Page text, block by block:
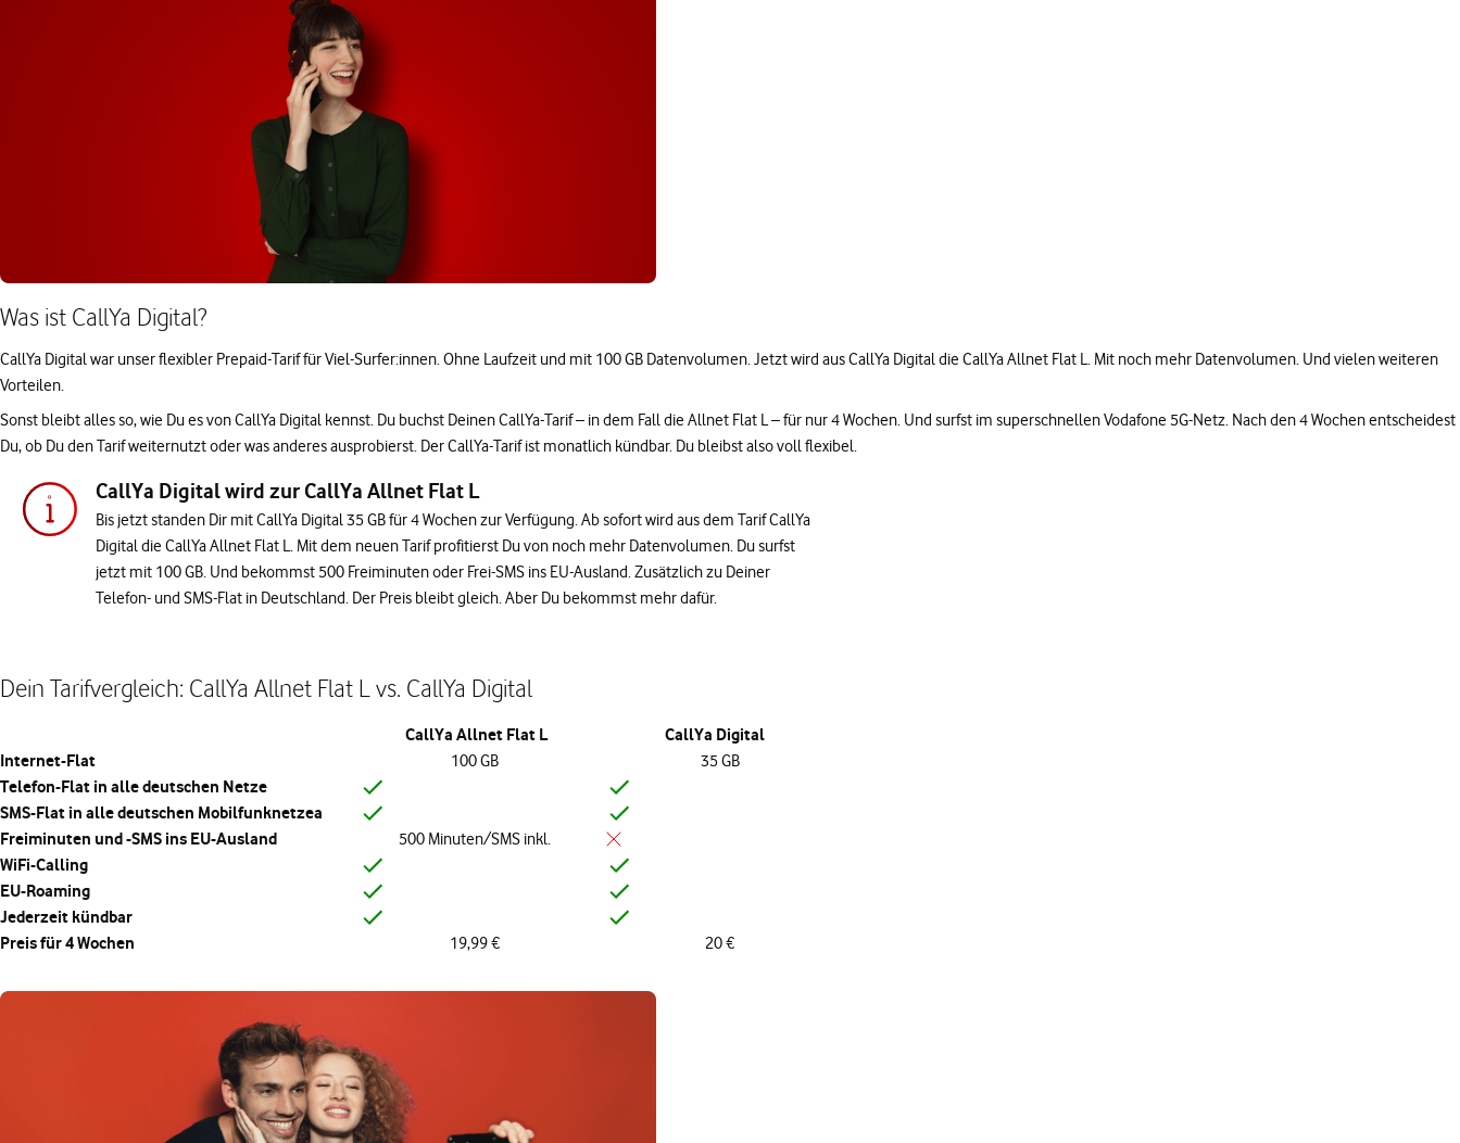
Was ist CallYa Digital?
CallYa Digital war unser flexibler Prepaid-Tarif für Viel-Surfer:innen. Ohne Laufzeit und mit 100 GB Datenvolumen. Jetzt wird aus CallYa Digital die CallYa Allnet Flat L. Mit noch mehr Datenvolumen. Und vielen weiteren
Vorteilen.
Sonst bleibt alles so, wie Du es von CallYa Digital kennst. Du buchst Deinen CallYa-Tarif – in dem Fall die Allnet Flat L – für nur 4 Wochen. Und surfst im superschnellen Vodafone 5G-Netz. Nach den 4 Wochen entscheidest
Du, ob Du den Tarif weiternutzt oder was anderes ausprobierst. Der CallYa-Tarif ist monatlich kündbar. Du bleibst also voll flexibel.
CallYa Digital wird zur CallYa Allnet Flat L
Bis jetzt standen Dir mit CallYa Digital 35 GB für 4 Wochen zur Verfügung. Ab sofort wird aus dem Tarif CallYa
Digital die CallYa Allnet Flat L. Mit dem neuen Tarif profitierst Du von noch mehr Datenvolumen. Du surfst
jetzt mit 100 GB. Und bekommst 500 Freiminuten oder Frei-SMS ins EU-Ausland. Zusätzlich zu Deiner
Telefon- und SMS-Flat in Deutschland. Der Preis bleibt gleich. Aber Du bekommst mehr dafür.
Dein Tarifvergleich: CallYa Allnet Flat L vs. CallYa Digital
CallYa Allnet Flat L
CallYa Digital
Internet-Flat
100 GB 35 GB
Telefon-Flat in alle deutschen Netze
SMS-Flat in alle deutschen Mobilfunknetzea
Freiminuten und -SMS ins EU-Ausland
500 Minuten/SMS inkl.
WiFi-Calling
EU-Roaming
Jederzeit kündbar
Preis für 4 Wochen
19,99 € 20 €